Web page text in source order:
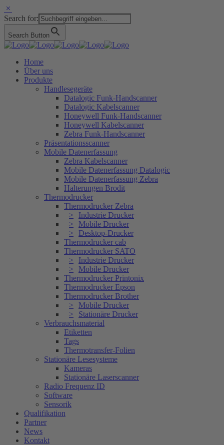
Search for:
Search Button
Home
Über uns
Produkte
Handlesegeräte
Datalogic Funk-Handscanner
Datalogic Kabelscanner
Honeywell Funk-Handscanner
Honeywell Kabelscanner
Zebra Funk-Handscanner
Präsentationsscanner
Mobile Datenerfassung
Zebra Kabelscanner
Mobile Datenerfassung Datalogic
Mobile Datenerfassung Zebra
Halterungen Brodit
Thermodrucker
Thermodrucker Zebra
Industrie Drucker
Mobile Drucker
Desktop-Drucker
Thermodrucker cab
Thermodrucker SATO
Industrie Drucker
Mobile Drucker
Thermodrucker Printonix
Thermodrucker Epson
Thermodrucker Brother
Mobile Drucker
Stationäre Drucker
Verbrauchsmaterial
Etiketten
Tags
Thermotransfer-Folien
Stationäre Lesesysteme
Kameras
Stationäre Laserscanner
Radio Frequenz ID
Software
Sensorik
Qualifikation
Partner
News
Kontakt